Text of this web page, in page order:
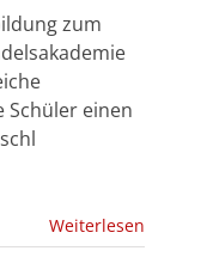
zum
Schüler einen
Weiterlesen